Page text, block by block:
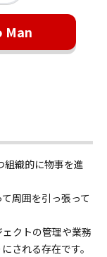
Man
組織的に物事を進
周囲を引っ張って
クトの管理や業務
される存在です。